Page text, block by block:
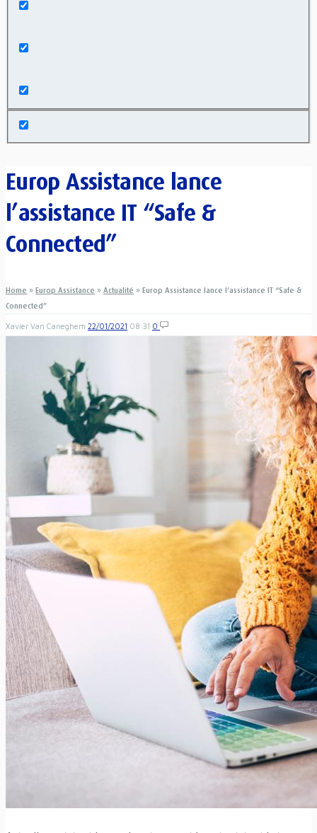
Europ Assistance lance
l’assistance IT “Safe &
Connected”
Home » Europ Assistance » Actualité » Europ Assistance lance l’assistance IT “Safe &
Connected”
Xavier Van Caneghem 22/01/2021 08:31 0